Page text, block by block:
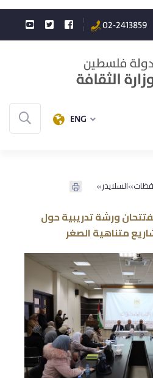
02-2413859
ENG
»السلايدر»
ورشة تدريبية حول
متناهية الصغر